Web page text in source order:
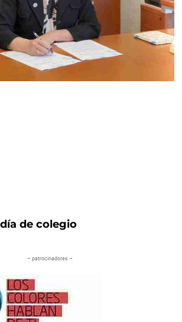
de colegio
– patrocinadores –